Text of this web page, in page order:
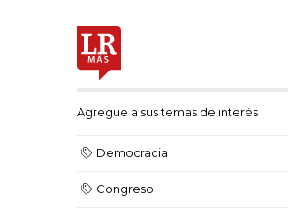
Agregue a sus temas de interés
Democracia
Congreso